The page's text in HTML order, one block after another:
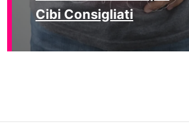
Cibi Consigliati